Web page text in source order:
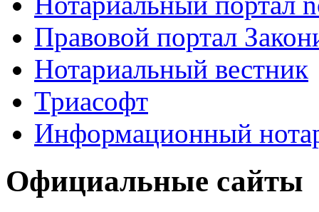
Правовой портал
Нотариальный вестник
Триасофт
Информационный
Официальные сайты